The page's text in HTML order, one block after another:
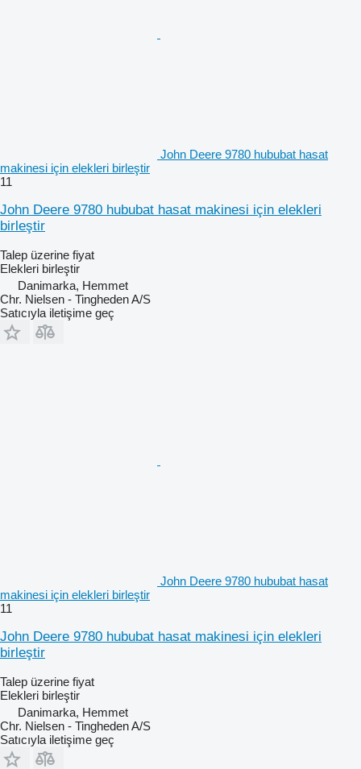
John Deere 9780 hububat hasat
makinesi için elekleri birleştir
11
John Deere 9780 hububat hasat makinesi için elekleri
birleştir
Talep üzerine fiyat
Elekleri birleştir
Danimarka, Hemmet
Chr. Nielsen - Tingheden A/S
Satıcıyla iletişime geç
John Deere 9780 hububat hasat
makinesi için elekleri birleştir
11
John Deere 9780 hububat hasat makinesi için elekleri
birleştir
Talep üzerine fiyat
Elekleri birleştir
Danimarka, Hemmet
Chr. Nielsen - Tingheden A/S
Satıcıyla iletişime geç